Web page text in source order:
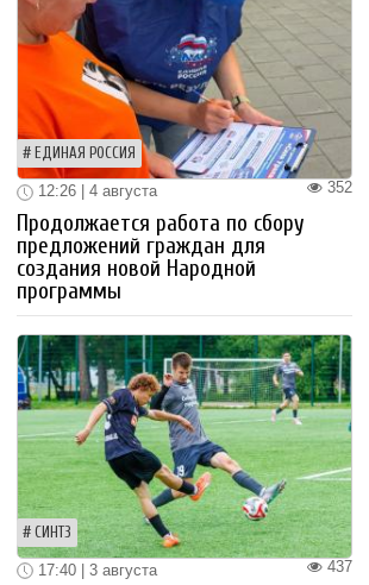
ЕДИНАЯ РОССИЯ
352
12:26 | 4 августа
Продолжается работа по сбору
предложений граждан для
создания новой Народной
программы
СИНТЗ
437
17:40 | 3 августа